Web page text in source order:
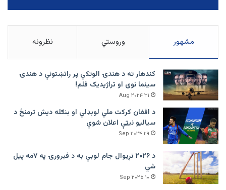
مشهور وروستي نظرونه
کندهار ته د هندۍ الوتکې پر راتښتونې د هندۍ
سینما نوی او تراژيديک فلم!
۳۱ Aug ۲۰۲۴
د افغان کرکت ملي لوبډلې او بنګله دیش ترمنځ د
سیالیو نیټې اعلان شوې
۲۹ Sep ۲۰۲۴
د ۲۰۲۶ نړیوال جام لوبې به د فبرورۍ په ۷مه پیل
شي
۱۰ Sep ۲۰۲۵